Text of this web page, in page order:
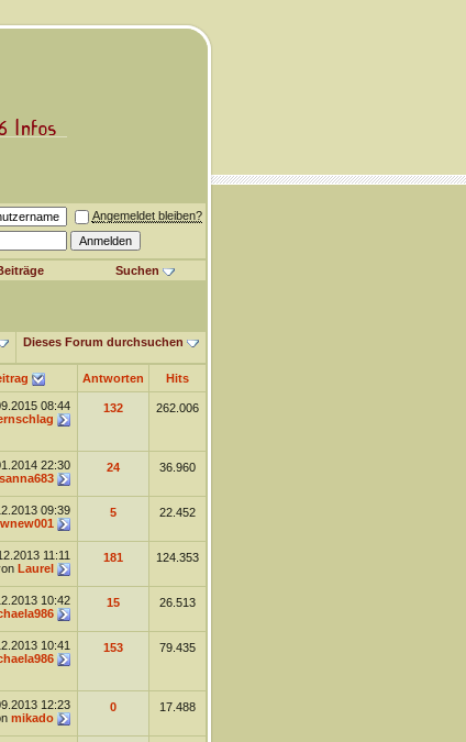
Angemeldet bleiben?
Suchen
Dieses Forum durchsuchen
Antworten Hits
08:44
132 262.006
22:30
24 36.960
09:39
5 22.452
11:11
Laurel
181 124.353
10:42
15 26.513
10:41
153 79.435
12:23
mikado
0 17.488